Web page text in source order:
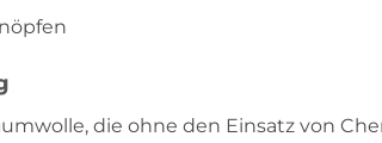
die ohne den Einsatz von